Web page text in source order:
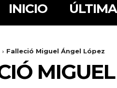
INICIO
Falleció Miguel Ángel López